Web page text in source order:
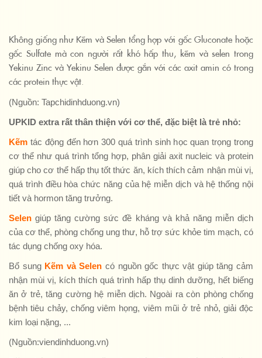
Không giống như Kẽm và Selen tổng hợp với gốc Gluconate hoặc
gốc Sulfate mà con người rất khó hấp thu, kẽm và selen trong
Yekinu Zinc và Yekinu Selen được gắn với các axit amin có trong
các protein thực vật.
(Nguồn: Tapchidinhduong.vn)
UPKID extra rất thân thiện với cơ thể, đặc biệt là trẻ nhỏ:
Kẽm tác động đến hơn 300 quá trình sinh học quan trọng trong
cơ thể như quá trình tổng hợp, phân giải axit nucleic và protein
giúp cho cơ thể hấp thụ tốt thức ăn, kích thích cảm nhận mùi vị,
quá trình điều hòa chức năng của hệ miễn dịch và hệ thống nội
tiết và hormon tăng trưởng.
Selen giúp tăng cường sức đề kháng và khả năng miễn dịch
của cơ thể, phòng chống ung thư, hỗ trợ sức khỏe tim mạch, có
tác dụng chống oxy hóa.
Bổ sung Kẽm và Selen có nguồn gốc thực vật giúp tăng cảm
nhận mùi vị, kích thích quá trình hấp thụ dinh dưỡng, hết biếng
ăn ở trẻ, tăng cường hệ miễn dịch. Ngoài ra còn phòng chống
bệnh tiêu chảy, chống viêm họng, viêm mũi ở trẻ nhỏ, giải độc
kim loại nặng, ...
(Nguồn:viendinhduong.vn)